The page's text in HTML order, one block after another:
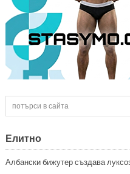
Елитно
Албански бижутер създава